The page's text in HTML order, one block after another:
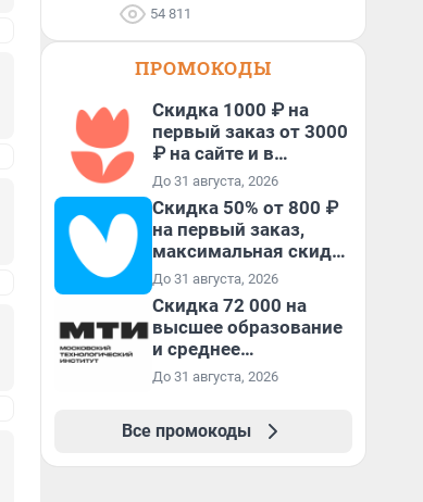
54 811
ПРОМОКОДЫ
Скидка 1000 ₽ на
первый заказ от 3000
₽ на сайте и в
приложении
До 31 августа, 2026
Скидка 50% от 800 ₽
на первый заказ,
максимальная скидка
600 ₽
До 31 августа, 2026
Скидка 72 000 на
высшее образование
и среднее
специальное
До 31 августа, 2026
Все промокоды